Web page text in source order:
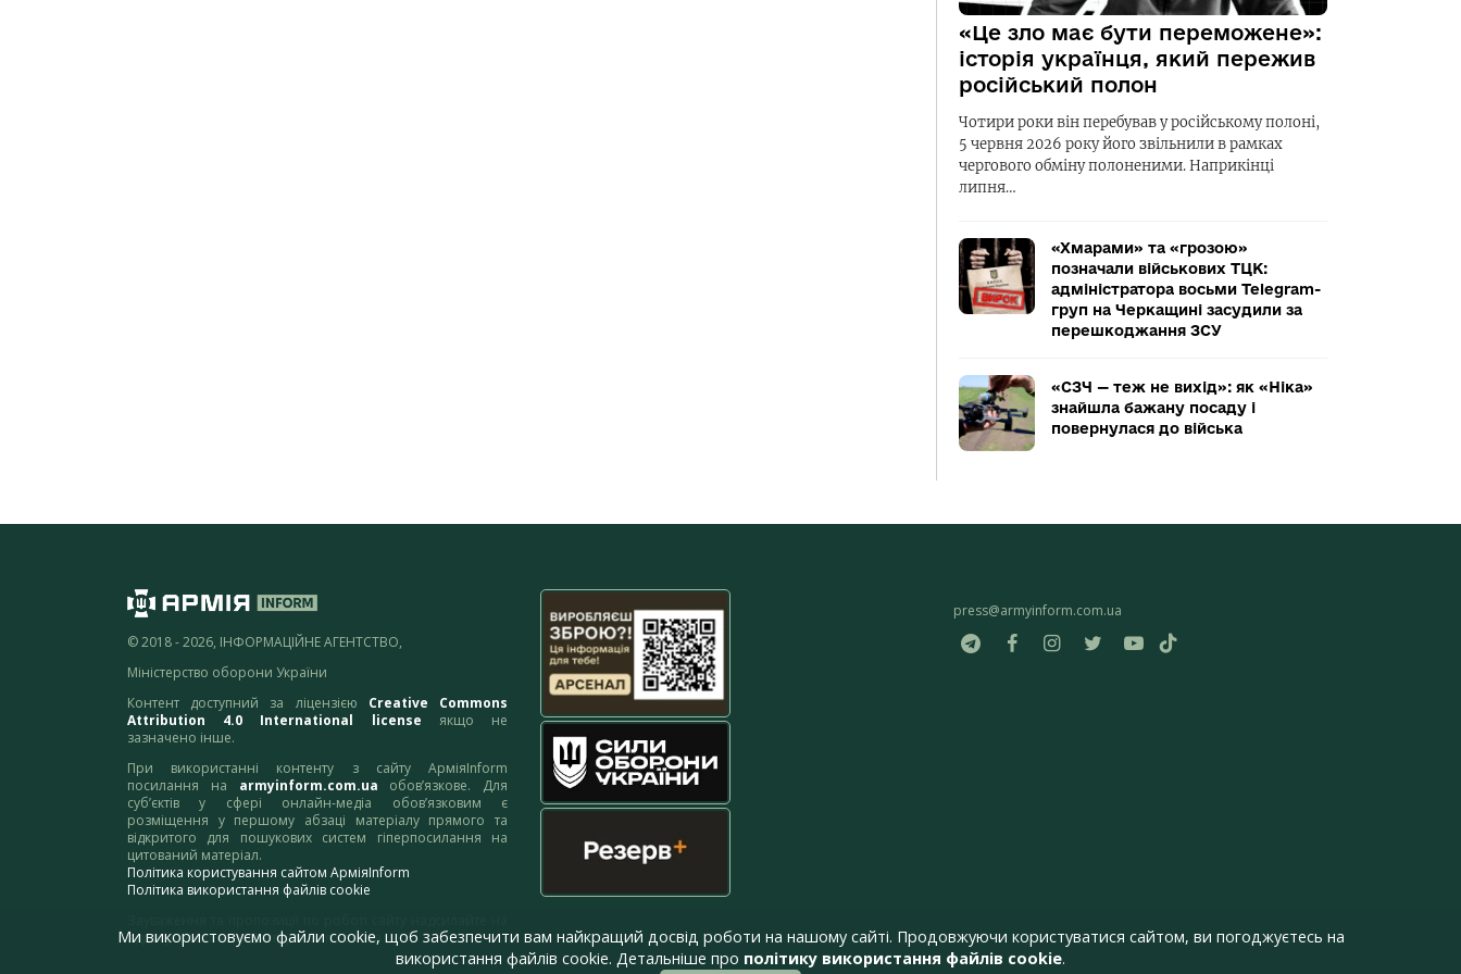
«Це зло має бути переможене»:
історія українця, який пережив
російський полон
Чотири роки він перебував у російському полоні,
5 червня 2026 року його звільнили в рамках
чергового обміну полоненими. Наприкінці
липня…
«Хмарами» та «грозою»
позначали військових ТЦК:
адміністратора восьми Telegram-
груп на Черкащині засудили за
перешкоджання ЗСУ
«СЗЧ — теж не вихід»: як «Ніка»
знайшла бажану посаду і
повернулася до війська
© 2018 - 2026, ІНФОРМАЦІЙНЕ АГЕНТСТВО,
Міністерство оборони України
Контент доступний за ліцензією Creative Commons
Attribution 4.0 International license якщо не
зазначено інше.
При використанні контенту з сайту АрміяInform
посилання на armyinform.com.ua обов’язкове. Для
суб’єктів у сфері онлайн-медіа обов’язковим є
розміщення у першому абзаці матеріалу прямого та
відкритого для пошукових систем гіперпосилання на
цитований матеріал.
Політика користування сайтом АрміяInform
Політика використання файлів cookie
адресу:webmaster@armyinform.com.ua
press@armyinform.com.ua
Ми використовуємо файли cookie, щоб забезпечити вам найкращий досвід роботи на нашому сайті. Продовжуючи користуватися сайтом, ви погоджуєтесь на
використання файлів cookie. Детальніше про політику використання файлів cookie.